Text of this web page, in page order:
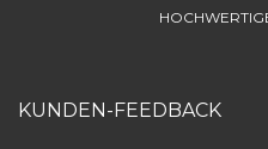
KUNDEN-FEEDBACK